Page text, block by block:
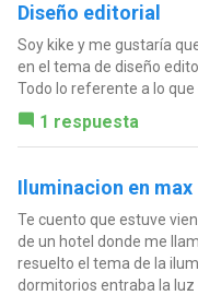
Diseño editorial
Soy kike y me gustaría
en el tema de diseño
Todo lo referente a lo
1 respuesta
Iluminacion en max
Te cuento que estuve
de un hotel donde me
resuelto el tema de la
dormitorios entraba la luz